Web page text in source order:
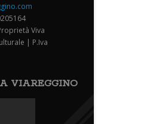
Viva
| P.Iva
VIAREGGINO